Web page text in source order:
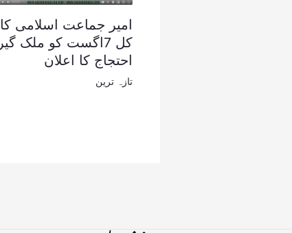
امیر جماعت اسلامی کا
کل 7اگست کو ملک گیر
احتجاج کا اعلان
تازہ ترین